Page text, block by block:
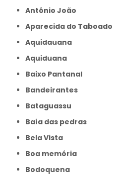
Antônio João
Aparecida do Taboado
Aquidauana
Aquiduana
Baixo Pantanal
Bandeirantes
Bataguassu
Baía das pedras
Bela Vista
Boa memória
Bodoquena